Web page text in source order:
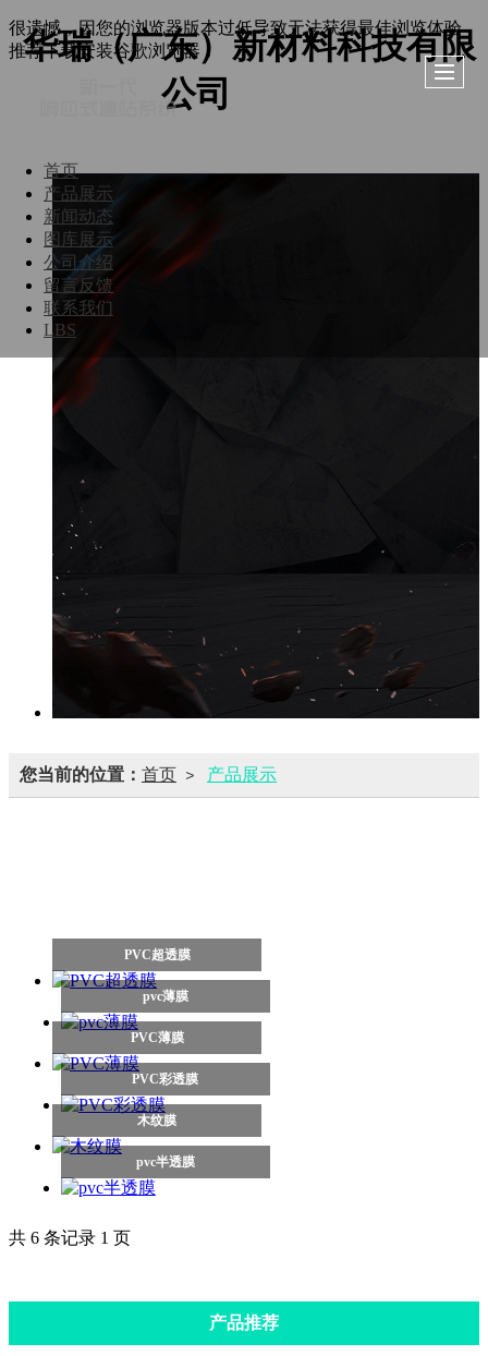
很遗憾，因您的浏览器版本过低导致无法获得最佳浏览体验，
推荐下载安装谷歌浏览器！
华瑞（广东）新材料科技有限
公司
首页
产品展示
新闻动态
图库展示
公司介绍
留言反馈
联系我们
LBS
您当前的位置： 首页 > 产品展示
PVC超透膜
pvc薄膜
PVC薄膜
PVC彩透膜
木纹膜
pvc半透膜
共 6 条记录 1 页
产品推荐